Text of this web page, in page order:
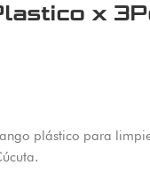
x
plástico para